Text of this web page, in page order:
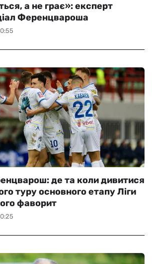
а не грає»: експерт
Ференцвароша
де та коли дивитися
туру основного етапу Ліги
фаворит